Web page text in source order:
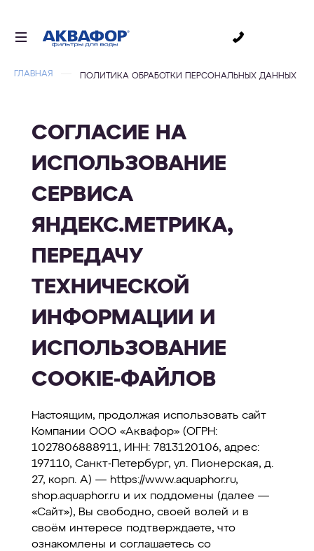
ДЛЯ ВАННОЙ
В КОТТЕДЖ
АКЦИИ
ДОСТАВКА
ГЛАВНАЯ ПОЛИТИКА ОБРАБОТКИ ПЕРСОНАЛЬНЫХ ДАННЫХ
СОГЛАСИЕ НА
ИСПОЛЬЗОВАНИЕ
СЕРВИСА
ЯНДЕКС.МЕТРИКА,
ПЕРЕДАЧУ
ТЕХНИЧЕСКОЙ
ИНФОРМАЦИИ И
ИСПОЛЬЗОВАНИЕ
COOKIE-ФАЙЛОВ
Настоящим, продолжая использовать сайт
Компании ООО «Аквафор» (ОГРН:
1027806888911, ИНН: 7813120106, адрес:
197110, Санкт-Петербург, ул. Пионерская, д.
27, корп. А) — https://www.aquaphor.ru,
shop.aquaphor.ru и их поддомены (далее —
«Сайт»), Вы свободно, своей волей и в
своём интересе подтверждаете, что
ознакомлены и соглашаетесь со